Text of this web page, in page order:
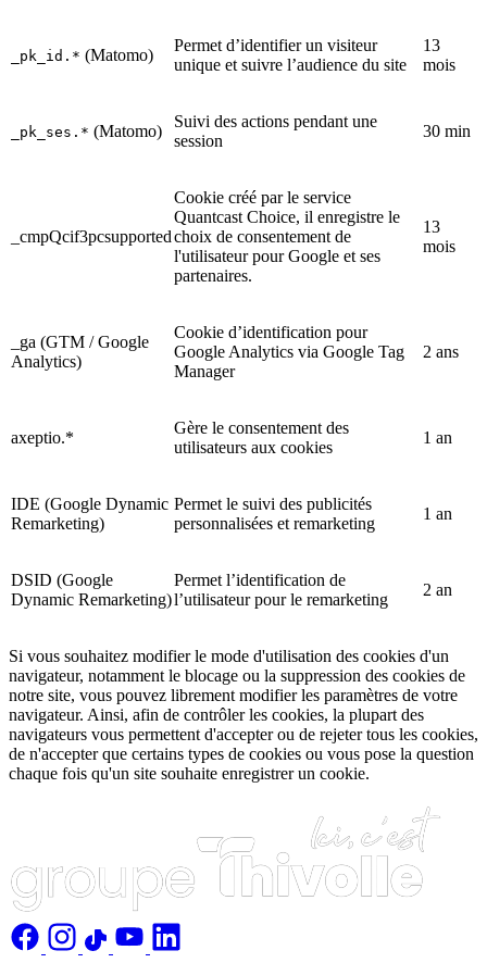
_pk_id.* (Matomo)
Permet d’identifier un visiteur
unique et suivre l’audience du site
13
mois
_pk_ses.* (Matomo)
Suivi des actions pendant une
session
30 min
_cmpQcif3pcsupported
Cookie créé par le service
Quantcast Choice, il enregistre le
choix de consentement de
l'utilisateur pour Google et ses
partenaires.
13
mois
_ga (GTM / Google
Analytics)
Cookie d’identification pour
Google Analytics via Google Tag
Manager
2 ans
axeptio.*
Gère le consentement des
utilisateurs aux cookies
1 an
IDE (Google Dynamic
Remarketing)
Permet le suivi des publicités
personnalisées et remarketing
1 an
DSID (Google
Dynamic Remarketing)
Permet l’identification de
l’utilisateur pour le remarketing
2 an
Si vous souhaitez modifier le mode d'utilisation des cookies d'un
navigateur, notamment le blocage ou la suppression des cookies de
notre site, vous pouvez librement modifier les paramètres de votre
navigateur. Ainsi, afin de contrôler les cookies, la plupart des
navigateurs vous permettent d'accepter ou de rejeter tous les cookies,
de n'accepter que certains types de cookies ou vous pose la question
chaque fois qu'un site souhaite enregistrer un cookie.